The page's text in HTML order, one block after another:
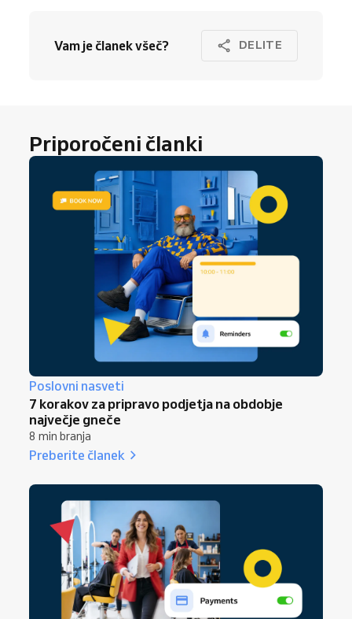
Vam je članek všeč? DELITE
Priporočeni članki
Poslovni nasveti
7 korakov za pripravo podjetja na obdobje
največje gneče
8 min branja
Preberite članek